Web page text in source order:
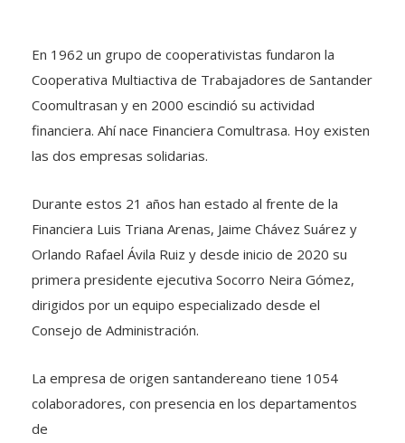
En 1962 un grupo de cooperativistas fundaron la
Cooperativa Multiactiva de Trabajadores de Santander
Coomultrasan y en 2000 escindió su actividad
financiera. Ahí nace Financiera Comultrasa. Hoy existen
las dos empresas solidarias.
Durante estos 21 años han estado al frente de la
Financiera Luis Triana Arenas, Jaime Chávez Suárez y
Orlando Rafael Ávila Ruiz y desde inicio de 2020 su
primera presidente ejecutiva Socorro Neira Gómez,
dirigidos por un equipo especializado desde el
Consejo de Administración.
La empresa de origen santandereano tiene 1054
colaboradores, con presencia en los departamentos
de